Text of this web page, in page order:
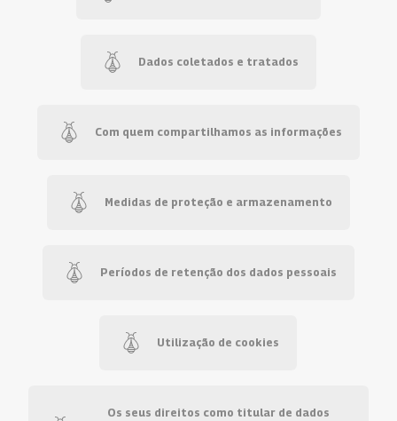
Dados coletados e tratados
Com quem compartilhamos as informações
Medidas de proteção e armazenamento
Períodos de retenção dos dados pessoais
Utilização de cookies
Os seus direitos como titular de dados